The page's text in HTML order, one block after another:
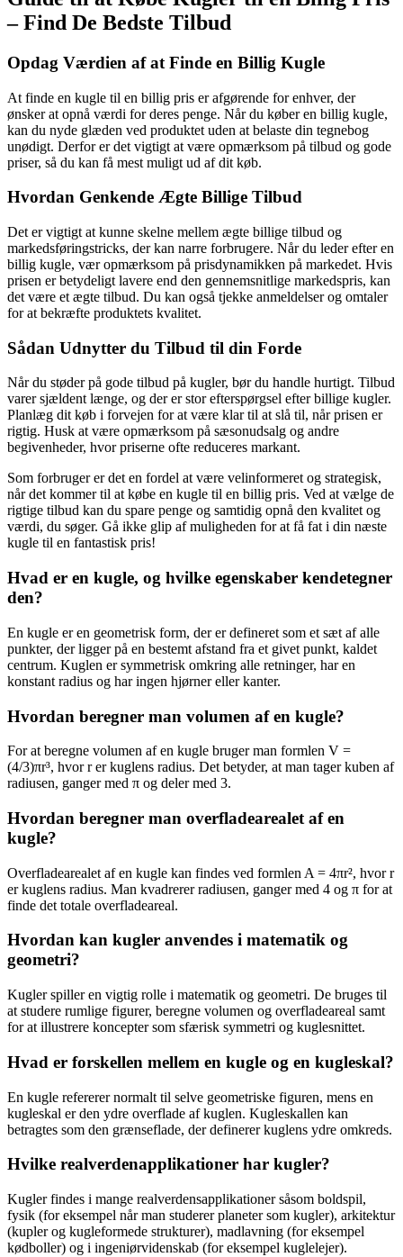
– Find De Bedste Tilbud
Opdag Værdien af at Finde en Billig Kugle
At finde en kugle til en billig pris er afgørende for enhver, der
ønsker at opnå værdi for deres penge. Når du køber en billig kugle,
kan du nyde glæden ved produktet uden at belaste din tegnebog
unødigt. Derfor er det vigtigt at være opmærksom på tilbud og gode
priser, så du kan få mest muligt ud af dit køb.
Hvordan Genkende Ægte Billige Tilbud
Det er vigtigt at kunne skelne mellem ægte billige tilbud og
markedsføringstricks, der kan narre forbrugere. Når du leder efter en
billig kugle, vær opmærksom på prisdynamikken på markedet. Hvis
prisen er betydeligt lavere end den gennemsnitlige markedspris, kan
det være et ægte tilbud. Du kan også tjekke anmeldelser og omtaler
for at bekræfte produktets kvalitet.
Sådan Udnytter du Tilbud til din Forde
Når du støder på gode tilbud på kugler, bør du handle hurtigt. Tilbud
varer sjældent længe, og der er stor efterspørgsel efter billige kugler.
Planlæg dit køb i forvejen for at være klar til at slå til, når prisen er
rigtig. Husk at være opmærksom på sæsonudsalg og andre
begivenheder, hvor priserne ofte reduceres markant.
Som forbruger er det en fordel at være velinformeret og strategisk,
når det kommer til at købe en kugle til en billig pris. Ved at vælge de
rigtige tilbud kan du spare penge og samtidig opnå den kvalitet og
værdi, du søger. Gå ikke glip af muligheden for at få fat i din næste
kugle til en fantastisk pris!
Hvad er en kugle, og hvilke egenskaber kendetegner
den?
En kugle er en geometrisk form, der er defineret som et sæt af alle
punkter, der ligger på en bestemt afstand fra et givet punkt, kaldet
centrum. Kuglen er symmetrisk omkring alle retninger, har en
konstant radius og har ingen hjørner eller kanter.
Hvordan beregner man volumen af en kugle?
For at beregne volumen af en kugle bruger man formlen V =
(4/3)πr³, hvor r er kuglens radius. Det betyder, at man tager kuben af
radiusen, ganger med π og deler med 3.
Hvordan beregner man overfladearealet af en
kugle?
Overfladearealet af en kugle kan findes ved formlen A = 4πr², hvor r
er kuglens radius. Man kvadrerer radiusen, ganger med 4 og π for at
finde det totale overfladeareal.
Hvordan kan kugler anvendes i matematik og
geometri?
Kugler spiller en vigtig rolle i matematik og geometri. De bruges til
at studere rumlige figurer, beregne volumen og overfladeareal samt
for at illustrere koncepter som sfærisk symmetri og kuglesnittet.
Hvad er forskellen mellem en kugle og en kugleskal?
En kugle refererer normalt til selve geometriske figuren, mens en
kugleskal er den ydre overflade af kuglen. Kugleskallen kan
betragtes som den grænseflade, der definerer kuglens ydre omkreds.
Hvilke realverdenapplikationer har kugler?
Kugler findes i mange realverdensapplikationer såsom boldspil,
fysik (for eksempel når man studerer planeter som kugler), arkitektur
(kupler og kugleformede strukturer), madlavning (for eksempel
kødboller) og i ingeniørvidenskab (for eksempel kuglelejer).